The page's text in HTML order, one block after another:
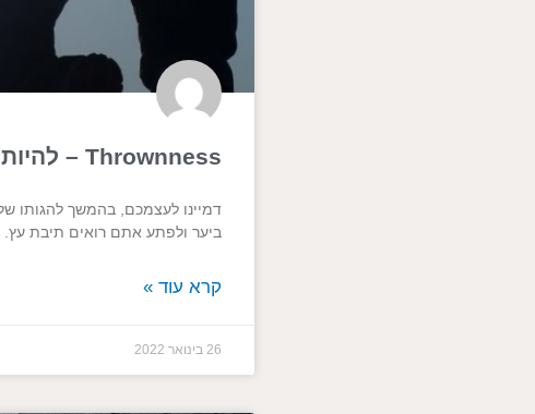
Thrownness – להיות "מושלכים" אל העולם / גדעון מנדה
דמיינו לעצמכם, בהמשך להגותו
ביער ולפתע אתם רואים תיבת עץ.
קרא עוד »
26 בינואר 2022